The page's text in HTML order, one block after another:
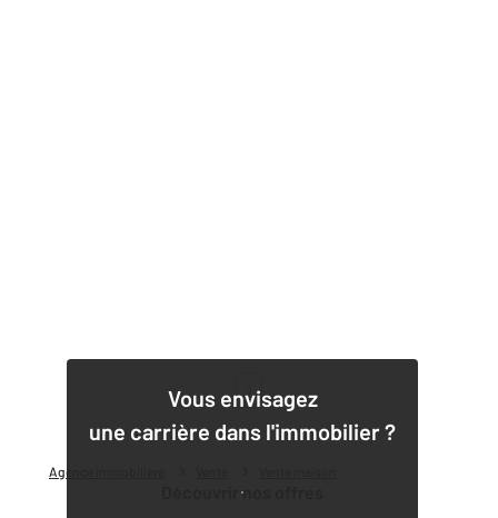
Agence immobilière
Vous envisagez
une carrière dans l'immobilier ?
Découvrir nos offres
1